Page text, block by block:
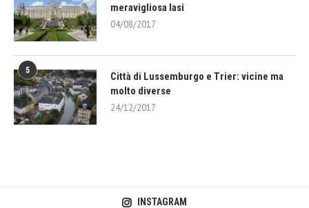
meravigliosa Iasi
04/08/2017
5
Città di Lussemburgo e Trier: vicine ma
molto diverse
24/12/2017
INSTAGRAM